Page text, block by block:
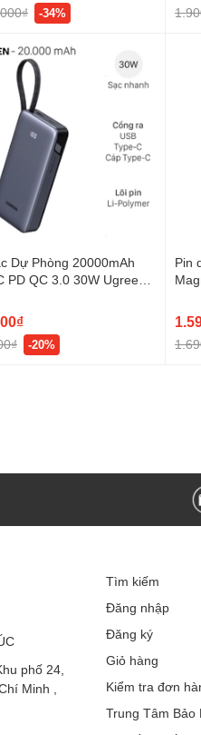
-34%
Dự Phòng 20000mAh
PD QC 3.0 30W Ugreen
-20%
Pin
phố 24,
Minh ,
Tìm kiếm
Đăng nhập
Đăng ký
Giỏ hàng
Kiểm tra đơn
Trung Tâm Bảo